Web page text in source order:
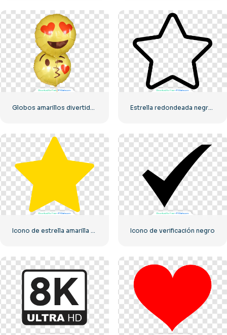
Estrella redondeada negra – Icono lineal
Icono de estrella amarilla redondeada Icono de verificación negro